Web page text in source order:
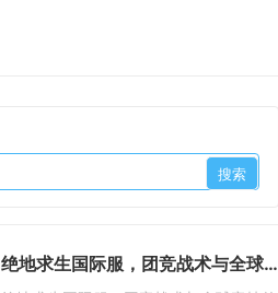
绝地求生国际服，团竞战术与全球竞技的魅力对决